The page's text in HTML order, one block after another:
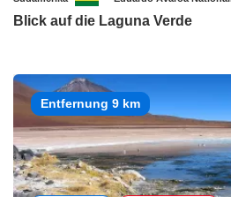
Blick auf die Laguna Verde
Entfernung 9 km